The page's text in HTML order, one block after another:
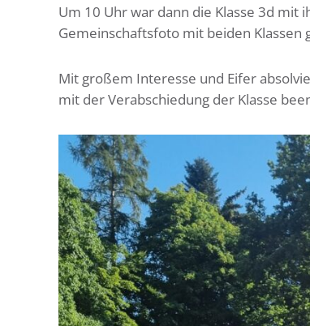
Um 10 Uhr war dann die Klasse 3d
Gemeinschaftsfoto mit beiden Klassen
Mit großem Interesse und Eifer
mit der Verabschiedung der Klasse